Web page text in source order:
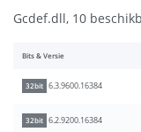
Gcdef.dll, 10
Bits & Versie
32bit 6.3.9600.16384
32bit 6.2.9200.16384